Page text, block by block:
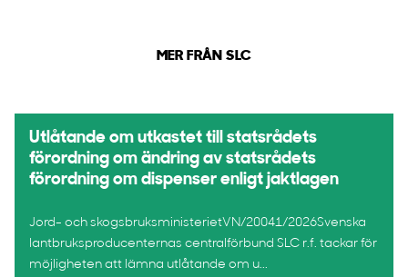
MER FRÅN SLC
Utlåtande om utkastet till statsrådets
förordning om ändring av statsrådets
förordning om dispenser enligt jaktlagen
Jord- och skogsbruksministerietVN/20041/2026Svenska
lantbruksproducenternas centralförbund SLC r.f. tackar för
möjligheten att lämna utlåtande om u...